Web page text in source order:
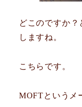
どこのですか
しますね。
こちらです。
MOFTというメ